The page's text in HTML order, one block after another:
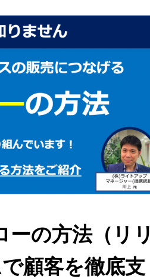
の方法（リリ
顧客を徹底支